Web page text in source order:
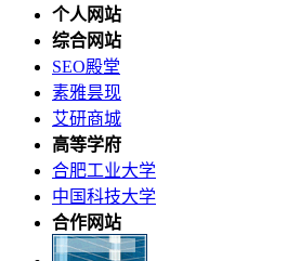
个人网站
综合网站
SEO殿堂
素雅昙现
艾研商城
高等学府
合肥工业大学
中国科技大学
合作网站